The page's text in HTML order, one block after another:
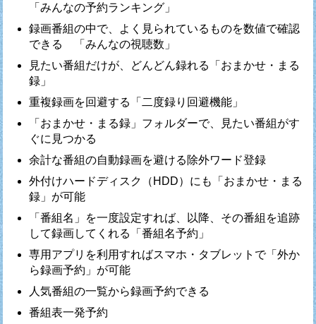
「みんなの予約ランキング」
録画番組の中で、よく見られているものを数値で確認
できる 「みんなの視聴数」
見たい番組だけが、どんどん録れる「おまかせ・まる
録」
重複録画を回避する「二度録り回避機能」
「おまかせ・まる録」フォルダーで、見たい番組がす
ぐに見つかる
余計な番組の自動録画を避ける除外ワード登録
外付けハードディスク（HDD）にも「おまかせ・まる
録」が可能
「番組名」を一度設定すれば、以降、その番組を追跡
して録画してくれる「番組名予約」
専用アプリを利用すればスマホ・タブレットで「外か
ら録画予約」が可能
人気番組の一覧から録画予約できる
番組表一発予約